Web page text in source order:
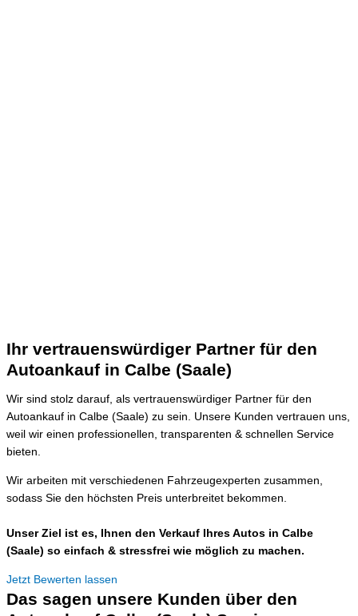
Ihr vertrauenswürdiger Partner für den
Autoankauf in Calbe (Saale)
Wir sind stolz darauf, als vertrauenswürdiger Partner für den
Autoankauf in Calbe (Saale) zu sein. Unsere Kunden vertrauen uns,
weil wir einen professionellen, transparenten & schnellen Service
bieten.
Wir arbeiten mit verschiedenen Fahrzeugexperten zusammen,
sodass Sie den höchsten Preis unterbreitet bekommen.
Unser Ziel ist es, Ihnen den Verkauf Ihres Autos in Calbe
(Saale) so einfach & stressfrei wie möglich zu machen.
Jetzt Bewerten lassen
Das sagen unsere Kunden über den